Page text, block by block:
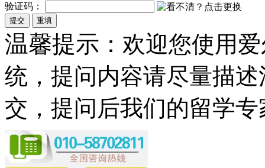
验证码：
温馨提示 ：欢迎您使用
统，提问内容请尽量描
交，提问后我们的留学